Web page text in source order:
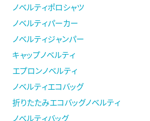
ノベルティポロシャツ
ノベルティパーカー
ノベルティジャンパー
キャップノベルティ
エプロンノベルティ
ノベルティエコバッグ
折りたたみエコバッグノベルティ
ノベルティバッグ